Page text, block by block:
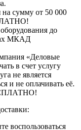
на сумму от 50 000
до
МКАД
«Деловые
в счет услугу
не является
и не оплачивать её.
воспользоваться